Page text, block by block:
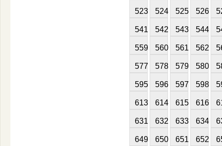
523 524 525 526
541 542 543 544
559 560 561 562
577 578 579 580
595 596 597 598
613 614 615 616
631 632 633 634
649 650 651 652